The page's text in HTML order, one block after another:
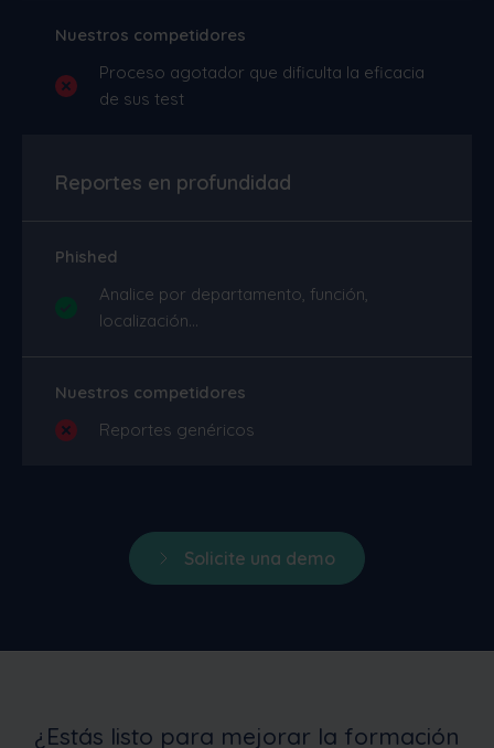
Nuestros competidores
Proceso agotador que dificulta la eficacia
de sus test
Reportes en profundidad
Phished
Analice por departamento, función,
localización...
Nuestros competidores
Reportes genéricos
Solicite una demo
¿Estás listo para mejorar la formación